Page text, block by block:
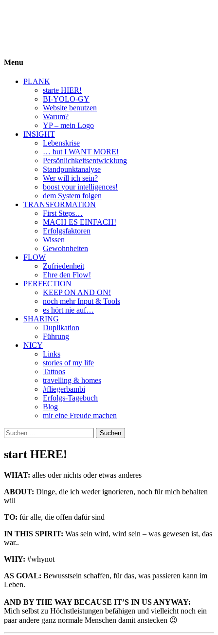
Menu
PLANK
starte HIER!
BI-YOLO-GY
Website benutzen
Warum?
YP – mein Logo
INSIGHT
Lebenskrise
… but I WANT MORE!
Persönlichkeitsentwicklung
Standpunktanalyse
Wer will ich sein?
boost your intelligences!
dem System folgen
TRANSFORMATION
First Steps…
MACH ES EINFACH!
Erfolgsfaktoren
Wissen
Gewohnheiten
FLOW
Zufriedenheit
Ehre den Flow!
PERFECTION
KEEP ON AND ON!
noch mehr Input & Tools
es hört nie auf…
SHARING
Duplikation
Führung
NICY
Links
stories of my life
Tattoos
travelling & homes
#fliegerbambi
Erfolgs-Tagebuch
Blog
mir eine Freude machen
Suchen
nach:
start HERE!
WHAT: alles oder nichts oder etwas anderes
ABOUT: Dinge, die ich weder ignorieren, noch für mich behalten
will
TO: für alle, die offen dafür sind
IN THIS SPIRIT: Was sein wird, wird sein – was gewesen ist, das
war..
WHY: #whynot
AS GOAL: Bewusstsein schaffen, für das, was passieren kann im
Leben.
AND BY THE WAY BECAUSE IT’S IN US ANYWAY:
Mich selbst zu Höchstleistungen befähigen und vielleicht noch ein
paar andere ganz normale Menschen damit anstecken 😉